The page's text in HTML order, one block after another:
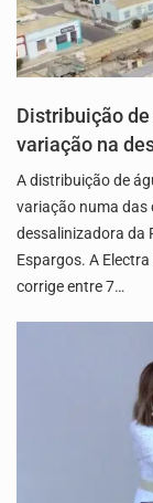
Distribuição
variação na
A distribuição de
variação numa das
dessalinizadora da
Espargos. A
corrige entre 7…